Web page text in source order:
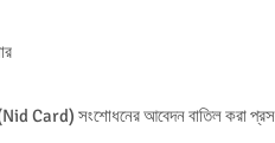
Card) সংশোধনের আবেদন বাতিল করা